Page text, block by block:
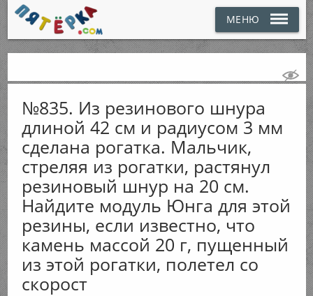
МЕНЮ
№835. Из резинового шнура
длиной 42 см и радиусом 3 мм
сделана рогатка. Мальчик,
стреляя из рогатки, растянул
резиновый шнур на 20 см.
Найдите модуль Юнга для этой
резины, если известно, что
камень массой 20 г, пущенный
из этой рогатки, полетел со
скорост